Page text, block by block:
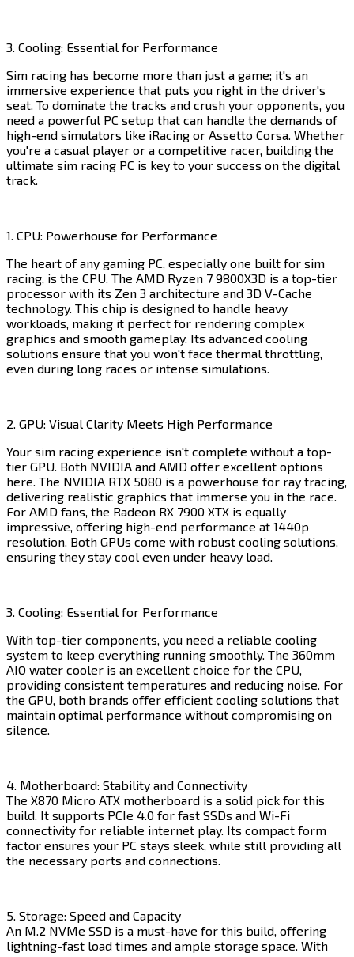
3. Cooling: Essential for Performance​​​​‌ ‍ ​‍​‍‌‍ ‌ ​‍‌‍‍‌‌‍‌ ‌‍‍‌‌‍ ‍​‍​‍​ ‍‍​‍​‍‌ ​ ‌‍​‌‌‍ ‍‌‍‍‌‌ ‌​‌ ‍‌​‍ ‍‌‍‍‌‌‍ ​‍​‍​‍ ​​‍​‍‌‍‍​‌ ​‍‌‍‌‌‌‍‌‍​‍​‍​ ‍‍​‍​‍​‍ ‌‍​‌‌‍‌​‌‍ ‌‌‍‍‌‌‍ ‍​‍ ‌‍‍‌‌‍ ‍‌ ‌​‌‍‌‌‌‍ ‍‌ ‌​​‍ ‌‍‌‌‌‍‌​‌‍‍‌‌ ‌​​‍ ‌‍ ‌‌‍ ‌‍‌​‌‍‌‌​ ‌‌ ​​‌ ​‍‌‍‌‌‌ ​ ‌‍‌‌‌‍ ‍‌ ‌​‌‍​‌‌ ‌​‌‍‍‌‌‍ ‌‍ ‍​ ‍ ‌‍‍‌‌‍‌​​ ‌​ ‌​​ ​​​ ​‍​ ‍​‌‍​ ​ ‌‍​ ‌‍‌‍​‍​‍ ‌‌‍​‌​ ‌‌​ ‌ ‌‍‌‌​‍ ‌​ ‌​​ ‌‍​ ‌‍​ ​‌​‍ ‌​ ‍​‌‍​‍​ ‍‌​ ‍​​‍ ‌‌‍​‍​ ‍​​ ‍​‌‍‌‍​ ​ ​ ​​​ ​​​ ‍​​ ‌​​ ​​‌‍​ ​ ‍​​ ‍ ‌ ‌​‌ ‍‌‌ ​​‌‍‌‌​ ‌‌‍​‍‌ ‌‌‌‍‍‌‌‍ ​‌‍‌​​ ‍ ‌ ​​‌‍​‌‌ ‌​‌‍‍​​ ‌‌‍‍‌​ ​‌​ ‍​‌‍ ‍‌‌ ‌‍ ​‌‍ ‌‍ ‍‌‍‌ ‌‌ ‌‍‌​‌‍‌‌‌ ​ ‌‍​ ​‍‌‌​ ‌‌‌​​‍‌‌ ‌‍‍ ‌‍‌‌‌ ‍‌​‍‌‌​ ​ ‌​‌​​‍‌‌​ ​ ‌​‌​​‍‌‌​ ​‍​ ​‍‌‍‌‌‌‍ ‍​‍‌‌​ ​‍​ ​‍​‍‌‌​ ‌‌‌​‌​​‍ ‍‌ ‌‍‌‍​‌‌‍ ​‌ ‌‌‌‍‌‌​‍‌‌​ ‌‌‌​​‍‌‌ ‌‍‍ ‌‍‌‌‌ ‍‌​‍‌‌​ ​ ‌​‌​​‍‌‌​ ​ ‌​‌​​‍‌‌​ ​‍​ ​‍​ ‌‍​ ‌ ​ ‌‌‌‍​‍​ ‌ ‌‍​ ​ ‌​​ ​‌​ ‍‌​ ​‍​ ​‌​ ​‍​‍‌‌​ ​‍​ ​‍​‍‌‌​ ‌‌‌​‌​​‍ ‍‌‍​ ‌‍‍​‌‍‍‌‌‍ ​‌‍‌​‌ ​‍‌‍‌‌‌‍ ‍​‍‌‌​ ‌‌‌​​‍‌‌ ‌‍‍ ‌‍‌‌‌ ‍‌​‍‌‌​ ​ ‌​‌​​‍‌‌​ ​ ‌​‌​​‍‌‌​ ​‍​ ​‍​ ‌‍​ ​‍‌‍​‌​ ​​​ ‌‌​ ​​‌‍​‍​ ​​​ ​‌​ ​‍‌‍​‍‌‍‌​​‍‌‌​ ​‍​ ​‍​‍‌‌​ ‌‌‌​‌​​‍ ‍‌ ‌​‌‍‌‌‌ ‍​‌ ‌​​ ‌‍​‍‌‍​‌‌ ​ ‌‍‌‌‌‌‌‌‌ ​‍‌‍ ​​ ‌​‍‌‌​ ​‍‌​‌‍‌‍​‌‌‍‌​‌‍ ‌‌‍‍‌‌‍ ‍​‍‌‍‌‍‍‌‌‍‌​​ ‌​ ‌​​ ​​​ ​‍​ ‍​‌‍​ ​ ‌‍​ ‌‍‌‍​‍​‍ ‌‌‍​‌​ ‌‌​ ‌ ‌‍‌‌​‍ ‌​ ‌​​ ‌‍​ ‌‍​ ​‌​‍ ‌​ ‍​‌‍​‍​ ‍‌​ ‍​​‍ ‌‌‍​‍​ ‍​​ ‍​‌‍‌‍​ ​ ​ ​​​ ​​​ ‍​​ ‌​​ ​​‌‍​ ​ ‍​​‍‌‍‌ ‌​‌ ‍‌‌ ​​‌‍‌‌​ ‌‌‍​‍‌ ‌‌‌‍‍‌‌‍ ​‌‍‌​​‍‌‍‌ ​​‌‍​‌‌ ‌​‌‍‍​​ ‌‌‍‍‌​ ​‌​ ‍​‌‍ ‍‌‌ ‌‍ ​‌‍ ‌‍ ‍‌‍‌ ‌‌ ‌‍‌​‌‍‌‌‌ ​ ‌‍​ ​‍‌‌​ ‌‌‌​​‍‌‌ ‌‍‍ ‌‍‌‌‌ ‍‌​‍‌‌​ ​ ‌​‌​​‍‌‌​ ​ ‌​‌​​‍‌‌​ ​‍​ ​‍‌‍‌‌‌‍ ‍​‍‌‌​ ​‍​ ​‍​‍‌‌​ ‌‌‌​‌​​‍ ‍‌ ‌‍‌‍​‌‌‍ ​‌ ‌‌‌‍‌‌​‍‌‌​ ‌‌‌​​‍‌‌ ‌‍‍ ‌‍‌‌‌ ‍‌​‍‌‌​ ​ ‌​‌​​‍‌‌​ ​ ‌​‌​​‍‌‌​ ​‍​ ​‍​ ‌‍​ ‌ ​ ‌‌‌‍​‍​ ‌ ‌‍​ ​ ‌​​ ​‌​ ‍‌​ ​‍​ ​‌​ ​‍​‍‌‌​ ​‍​ ​‍​‍‌‌​ ‌‌‌​‌​​‍ ‍‌‍​ ‌‍‍​‌‍‍‌‌‍ ​‌‍‌​‌ ​‍‌‍‌‌‌‍ ‍​‍‌‌​ ‌‌‌​​‍‌‌ ‌‍‍ ‌‍‌‌‌ ‍‌​‍‌‌​ ​ ‌​‌​​‍‌‌​ ​ ‌​‌​​‍‌‌​ ​‍​ ​‍​ ‌‍​ ​‍‌‍​‌​ ​​​ ‌‌​ ​​‌‍​‍​ ​​​ ​‌​ ​‍‌‍​‍‌‍‌​​‍‌‌​ ​‍​ ​‍​‍‌‌​ ‌‌‌​‌​​‍ ‍‌ ‌​‌‍‌‌‌ ‍​‌ ‌​​‍‌‍‌ ​​‌‍‌‌‌ ​‍‌ ​ ‌ ​​‌‍‌‌‌‍​ ‌ ‌​‌‍‍‌‌ ‌‍‌‍‌‌​ ‌‌ ​​‌ ‌‌‌‍​‍‌‍ ​‌‍‍‌‌ ​ ‌‍‍​‌‍‌‌‌‍‌​​‍​‍‌ ‌
Sim racing has become more than just a game; it's an
immersive experience that puts you right in the driver's
seat. To dominate the tracks and crush your opponents, you
need a powerful PC setup that can handle the demands of
high-end simulators like iRacing or Assetto Corsa. Whether
you're a casual player or a competitive racer, building the
ultimate sim racing PC is key to your success on the digital
track.​​​​‌ ‍ ​‍​‍‌‍ ‌ ​‍‌‍‍‌‌‍‌ ‌‍‍‌‌‍ ‍​‍​‍​ ‍‍​‍​‍‌ ​ ‌‍​‌‌‍ ‍‌‍‍‌‌ ‌​‌ ‍‌​‍ ‍‌‍‍‌‌‍ ​‍​‍​‍ ​​‍​‍‌‍‍​‌ ​‍‌‍‌‌‌‍‌‍​‍​‍​ ‍‍​‍​‍​‍ ‌‍​‌‌‍‌​‌‍ ‌‌‍‍‌‌‍ ‍​‍ ‌‍‍‌‌‍ ‍‌ ‌​‌‍‌‌‌‍ ‍‌ ‌​​‍ ‌‍‌‌‌‍‌​‌‍‍‌‌ ‌​​‍ ‌‍ ‌‌‍ ‌‍‌​‌‍‌‌​ ‌‌ ​​‌ ​‍‌‍‌‌‌ ​ ‌‍‌‌‌‍ ‍‌ ‌​‌‍​‌‌ ‌​‌‍‍‌‌‍ ‌‍ ‍​ ‍ ‌‍‍‌‌‍‌​​ ‌​ ‌​​ ​​​ ​‍​ ‍​‌‍​ ​ ‌‍​ ‌‍‌‍​‍​‍ ‌‌‍​‌​ ‌‌​ ‌ ‌‍‌‌​‍ ‌​ ‌​​ ‌‍​ ‌‍​ ​‌​‍ ‌​ ‍​‌‍​‍​ ‍‌​ ‍​​‍ ‌‌‍​‍​ ‍​​ ‍​‌‍‌‍​ ​ ​ ​​​ ​​​ ‍​​ ‌​​ ​​‌‍​ ​ ‍​​ ‍ ‌ ‌​‌ ‍‌‌ ​​‌‍‌‌​ ‌‌‍​‍‌ ‌‌‌‍‍‌‌‍ ​‌‍‌​​ ‍ ‌ ​​‌‍​‌‌ ‌​‌‍‍​​ ‌‌‍‍‌​ ​‌​ ‍​‌‍ ‍‌‌ ‌‍ ​‌‍ ‌‍ ‍‌‍‌ ‌‌ ‌‍‌​‌‍‌‌‌ ​ ‌‍​ ​‍‌‌​ ‌‌‌​​‍‌‌ ‌‍‍ ‌‍‌‌‌ ‍‌​‍‌‌​ ​ ‌​‌​​‍‌‌​ ​ ‌​‌​​‍‌‌​ ​‍​ ​‍‌‍‌‌‌‍ ‍​‍‌‌​ ​‍​ ​‍​‍‌‌​ ‌‌‌​‌​​‍ ‍‌ ‌‍‌‍​‌‌‍ ​‌ ‌‌‌‍‌‌​‍‌‌​ ‌‌‌​​‍‌‌ ‌‍‍ ‌‍‌‌‌ ‍‌​‍‌‌​ ​ ‌​‌​​‍‌‌​ ​ ‌​‌​​‍‌‌​ ​‍​ ​‍‌‍‌​​ ​‍‌‍​ ​ ​‍‌‍‌‍​ ​ ​ ‍‌‌‍‌‍‌‍‌​‌‍​ ​ ‍‌‌‍​‍​‍‌‌​ ​‍​ ​‍​‍‌‌​ ‌‌‌​‌​​‍ ‍‌‍​ ‌‍‍​‌‍‍‌‌‍ ​‌‍‌​‌ ​‍‌‍‌‌‌‍ ‍​‍‌‌​ ‌‌‌​​‍‌‌ ‌‍‍ ‌‍‌‌‌ ‍‌​‍‌‌​ ​ ‌​‌​​‍‌‌​ ​ ‌​‌​​‍‌‌​ ​‍​ ​‍​ ‌‍​ ‍‌‌‍​ ‌‍‌‌​ ‍‌​ ‌‍​ ​‍‌‍‌​​ ‌‍​ ‌ ​ ‌‌​ ‌‌​‍‌‌​ ​‍​ ​‍​‍‌‌​ ‌‌‌​‌​​‍ ‍‌ ‌​‌‍‌‌‌ ‍​‌ ‌​​ ‌‍​‍‌‍​‌‌ ​ ‌‍‌‌‌‌‌‌‌ ​‍‌‍ ​​ ‌​‍‌‌​ ​‍‌​‌‍‌‍​‌‌‍‌​‌‍ ‌‌‍‍‌‌‍ ‍​‍‌‍‌‍‍‌‌‍‌​​ ‌​ ‌​​ ​​​ ​‍​ ‍​‌‍​ ​ ‌‍​ ‌‍‌‍​‍​‍ ‌‌‍​‌​ ‌‌​ ‌ ‌‍‌‌​‍ ‌​ ‌​​ ‌‍​ ‌‍​ ​‌​‍ ‌​ ‍​‌‍​‍​ ‍‌​ ‍​​‍ ‌‌‍​‍​ ‍​​ ‍​‌‍‌‍​ ​ ​ ​​​ ​​​ ‍​​ ‌​​ ​​‌‍​ ​ ‍​​‍‌‍‌ ‌​‌ ‍‌‌ ​​‌‍‌‌​ ‌‌‍​‍‌ ‌‌‌‍‍‌‌‍ ​‌‍‌​​‍‌‍‌ ​​‌‍​‌‌ ‌​‌‍‍​​ ‌‌‍‍‌​ ​‌​ ‍​‌‍ ‍‌‌ ‌‍ ​‌‍ ‌‍ ‍‌‍‌ ‌‌ ‌‍‌​‌‍‌‌‌ ​ ‌‍​ ​‍‌‌​ ‌‌‌​​‍‌‌ ‌‍‍ ‌‍‌‌‌ ‍‌​‍‌‌​ ​ ‌​‌​​‍‌‌​ ​ ‌​‌​​‍‌‌​ ​‍​ ​‍‌‍‌‌‌‍ ‍​‍‌‌​ ​‍​ ​‍​‍‌‌​ ‌‌‌​‌​​‍ ‍‌ ‌‍‌‍​‌‌‍ ​‌ ‌‌‌‍‌‌​‍‌‌​ ‌‌‌​​‍‌‌ ‌‍‍ ‌‍‌‌‌ ‍‌​‍‌‌​ ​ ‌​‌​​‍‌‌​ ​ ‌​‌​​‍‌‌​ ​‍​ ​‍‌‍‌​​ ​‍‌‍​ ​ ​‍‌‍‌‍​ ​ ​ ‍‌‌‍‌‍‌‍‌​‌‍​ ​ ‍‌‌‍​‍​‍‌‌​ ​‍​ ​‍​‍‌‌​ ‌‌‌​‌​​‍ ‍‌‍​ ‌‍‍​‌‍‍‌‌‍ ​‌‍‌​‌ ​‍‌‍‌‌‌‍ ‍​‍‌‌​ ‌‌‌​​‍‌‌ ‌‍‍ ‌‍‌‌‌ ‍‌​‍‌‌​ ​ ‌​‌​​‍‌‌​ ​ ‌​‌​​‍‌‌​ ​‍​ ​‍​ ‌‍​ ‍‌‌‍​ ‌‍‌‌​ ‍‌​ ‌‍​ ​‍‌‍‌​​ ‌‍​ ‌ ​ ‌‌​ ‌‌​‍‌‌​ ​‍​ ​‍​‍‌‌​ ‌‌‌​‌​​‍ ‍‌ ‌​‌‍‌‌‌ ‍​‌ ‌​​‍‌‍‌ ​​‌‍‌‌‌ ​‍‌ ​ ‌ ​​‌‍‌‌‌‍​ ‌ ‌​‌‍‍‌‌ ‌‍‌‍‌‌​ ‌‌ ​​‌ ‌‌‌‍​‍‌‍ ​‌‍‍‌‌ ​ ‌‍‍​‌‍‌‌‌‍‌​​‍​‍‌ ‌
1. CPU: Powerhouse for Performance​​​​‌ ‍ ​‍​‍‌‍ ‌ ​‍‌‍‍‌‌‍‌ ‌‍‍‌‌‍ ‍​‍​‍​ ‍‍​‍​‍‌ ​ ‌‍​‌‌‍ ‍‌‍‍‌‌ ‌​‌ ‍‌​‍ ‍‌‍‍‌‌‍ ​‍​‍​‍ ​​‍​‍‌‍‍​‌ ​‍‌‍‌‌‌‍‌‍​‍​‍​ ‍‍​‍​‍​‍ ‌‍​‌‌‍‌​‌‍ ‌‌‍‍‌‌‍ ‍​‍ ‌‍‍‌‌‍ ‍‌ ‌​‌‍‌‌‌‍ ‍‌ ‌​​‍ ‌‍‌‌‌‍‌​‌‍‍‌‌ ‌​​‍ ‌‍ ‌‌‍ ‌‍‌​‌‍‌‌​ ‌‌ ​​‌ ​‍‌‍‌‌‌ ​ ‌‍‌‌‌‍ ‍‌ ‌​‌‍​‌‌ ‌​‌‍‍‌‌‍ ‌‍ ‍​ ‍ ‌‍‍‌‌‍‌​​ ‌​ ‌​​ ​​​ ​‍​ ‍​‌‍​ ​ ‌‍​ ‌‍‌‍​‍​‍ ‌‌‍​‌​ ‌‌​ ‌ ‌‍‌‌​‍ ‌​ ‌​​ ‌‍​ ‌‍​ ​‌​‍ ‌​ ‍​‌‍​‍​ ‍‌​ ‍​​‍ ‌‌‍​‍​ ‍​​ ‍​‌‍‌‍​ ​ ​ ​​​ ​​​ ‍​​ ‌​​ ​​‌‍​ ​ ‍​​ ‍ ‌ ‌​‌ ‍‌‌ ​​‌‍‌‌​ ‌‌‍​‍‌ ‌‌‌‍‍‌‌‍ ​‌‍‌​​ ‍ ‌ ​​‌‍​‌‌ ‌​‌‍‍​​ ‌‌‍‍‌​ ​‌​ ‍​‌‍ ‍‌‌ ‌‍ ​‌‍ ‌‍ ‍‌‍‌ ‌‌ ‌‍‌​‌‍‌‌‌ ​ ‌‍​ ​‍‌‌​ ‌‌‌​​‍‌‌ ‌‍‍ ‌‍‌‌‌ ‍‌​‍‌‌​ ​ ‌​‌​​‍‌‌​ ​ ‌​‌​​‍‌‌​ ​‍​ ​‍‌‍‌‌‌‍ ‍​‍‌‌​ ​‍​ ​‍​‍‌‌​ ‌‌‌​‌​​‍ ‍‌ ‌‍‌‍​‌‌‍ ​‌ ‌‌‌‍‌‌​‍‌‌​ ‌‌‌​​‍‌‌ ‌‍‍ ‌‍‌‌‌ ‍‌​‍‌‌​ ​ ‌​‌​​‍‌‌​ ​ ‌​‌​​‍‌‌​ ​‍​ ​‍​ ‌‌​ ​‍‌‍​‌​ ‌‍‌‍​ ​ ‌‌‌‍​‌‌‍​‌​ ‍‌​ ‌‍​ ​‌‌‍‌‌​‍‌‌​ ​‍​ ​‍​‍‌‌​ ‌‌‌​‌​​‍ ‍‌‍​ ‌‍‍​‌‍‍‌‌‍ ​‌‍‌​‌ ​‍‌‍‌‌‌‍ ‍​‍‌‌​ ‌‌‌​​‍‌‌ ‌‍‍ ‌‍‌‌‌ ‍‌​‍‌‌​ ​ ‌​‌​​‍‌‌​ ​ ‌​‌​​‍‌‌​ ​‍​ ​‍‌‍‌‍​ ​‍​ ​ ‌‍​ ​ ​ ​ ‌‍‌‍​‌​ ​ ‌‍‌​​ ‌‌​ ‌​‌‍‌‌​‍‌‌​ ​‍​ ​‍​‍‌‌​ ‌‌‌​‌​​‍ ‍‌ ‌​‌‍‌‌‌ ‍​‌ ‌​​ ‌‍​‍‌‍​‌‌ ​ ‌‍‌‌‌‌‌‌‌ ​‍‌‍ ​​ ‌​‍‌‌​ ​‍‌​‌‍‌‍​‌‌‍‌​‌‍ ‌‌‍‍‌‌‍ ‍​‍‌‍‌‍‍‌‌‍‌​​ ‌​ ‌​​ ​​​ ​‍​ ‍​‌‍​ ​ ‌‍​ ‌‍‌‍​‍​‍ ‌‌‍​‌​ ‌‌​ ‌ ‌‍‌‌​‍ ‌​ ‌​​ ‌‍​ ‌‍​ ​‌​‍ ‌​ ‍​‌‍​‍​ ‍‌​ ‍​​‍ ‌‌‍​‍​ ‍​​ ‍​‌‍‌‍​ ​ ​ ​​​ ​​​ ‍​​ ‌​​ ​​‌‍​ ​ ‍​​‍‌‍‌ ‌​‌ ‍‌‌ ​​‌‍‌‌​ ‌‌‍​‍‌ ‌‌‌‍‍‌‌‍ ​‌‍‌​​‍‌‍‌ ​​‌‍​‌‌ ‌​‌‍‍​​ ‌‌‍‍‌​ ​‌​ ‍​‌‍ ‍‌‌ ‌‍ ​‌‍ ‌‍ ‍‌‍‌ ‌‌ ‌‍‌​‌‍‌‌‌ ​ ‌‍​ ​‍‌‌​ ‌‌‌​​‍‌‌ ‌‍‍ ‌‍‌‌‌ ‍‌​‍‌‌​ ​ ‌​‌​​‍‌‌​ ​ ‌​‌​​‍‌‌​ ​‍​ ​‍‌‍‌‌‌‍ ‍​‍‌‌​ ​‍​ ​‍​‍‌‌​ ‌‌‌​‌​​‍ ‍‌ ‌‍‌‍​‌‌‍ ​‌ ‌‌‌‍‌‌​‍‌‌​ ‌‌‌​​‍‌‌ ‌‍‍ ‌‍‌‌‌ ‍‌​‍‌‌​ ​ ‌​‌​​‍‌‌​ ​ ‌​‌​​‍‌‌​ ​‍​ ​‍​ ‌‌​ ​‍‌‍​‌​ ‌‍‌‍​ ​ ‌‌‌‍​‌‌‍​‌​ ‍‌​ ‌‍​ ​‌‌‍‌‌​‍‌‌​ ​‍​ ​‍​‍‌‌​ ‌‌‌​‌​​‍ ‍‌‍​ ‌‍‍​‌‍‍‌‌‍ ​‌‍‌​‌ ​‍‌‍‌‌‌‍ ‍​‍‌‌​ ‌‌‌​​‍‌‌ ‌‍‍ ‌‍‌‌‌ ‍‌​‍‌‌​ ​ ‌​‌​​‍‌‌​ ​ ‌​‌​​‍‌‌​ ​‍​ ​‍‌‍‌‍​ ​‍​ ​ ‌‍​ ​ ​ ​ ‌‍‌‍​‌​ ​ ‌‍‌​​ ‌‌​ ‌​‌‍‌‌​‍‌‌​ ​‍​ ​‍​‍‌‌​ ‌‌‌​‌​​‍ ‍‌ ‌​‌‍‌‌‌ ‍​‌ ‌​​‍‌‍‌ ​​‌‍‌‌‌ ​‍‌ ​ ‌ ​​‌‍‌‌‌‍​ ‌ ‌​‌‍‍‌‌ ‌‍‌‍‌‌​ ‌‌ ​​‌ ‌‌‌‍​‍‌‍ ​‌‍‍‌‌ ​ ‌‍‍​‌‍‌‌‌‍‌​​‍​‍‌ ‌
The heart of any gaming PC, especially one built for sim
racing, is the CPU. The AMD Ryzen 7 9800X3D is a top-tier
processor with its Zen 3 architecture and 3D V-Cache
technology. This chip is designed to handle heavy
workloads, making it perfect for rendering complex
graphics and smooth gameplay. Its advanced cooling
solutions ensure that you won't face thermal throttling,
even during long races or intense simulations.​​​​‌ ‍ ​‍​‍‌‍ ‌ ​‍‌‍‍‌‌‍‌ ‌‍‍‌‌‍ ‍​‍​‍​ ‍‍​‍​‍‌ ​ ‌‍​‌‌‍ ‍‌‍‍‌‌ ‌​‌ ‍‌​‍ ‍‌‍‍‌‌‍ ​‍​‍​‍ ​​‍​‍‌‍‍​‌ ​‍‌‍‌‌‌‍‌‍​‍​‍​ ‍‍​‍​‍​‍ ‌‍​‌‌‍‌​‌‍ ‌‌‍‍‌‌‍ ‍​‍ ‌‍‍‌‌‍ ‍‌ ‌​‌‍‌‌‌‍ ‍‌ ‌​​‍ ‌‍‌‌‌‍‌​‌‍‍‌‌ ‌​​‍ ‌‍ ‌‌‍ ‌‍‌​‌‍‌‌​ ‌‌ ​​‌ ​‍‌‍‌‌‌ ​ ‌‍‌‌‌‍ ‍‌ ‌​‌‍​‌‌ ‌​‌‍‍‌‌‍ ‌‍ ‍​ ‍ ‌‍‍‌‌‍‌​​ ‌​ ‌​​ ​​​ ​‍​ ‍​‌‍​ ​ ‌‍​ ‌‍‌‍​‍​‍ ‌‌‍​‌​ ‌‌​ ‌ ‌‍‌‌​‍ ‌​ ‌​​ ‌‍​ ‌‍​ ​‌​‍ ‌​ ‍​‌‍​‍​ ‍‌​ ‍​​‍ ‌‌‍​‍​ ‍​​ ‍​‌‍‌‍​ ​ ​ ​​​ ​​​ ‍​​ ‌​​ ​​‌‍​ ​ ‍​​ ‍ ‌ ‌​‌ ‍‌‌ ​​‌‍‌‌​ ‌‌‍​‍‌ ‌‌‌‍‍‌‌‍ ​‌‍‌​​ ‍ ‌ ​​‌‍​‌‌ ‌​‌‍‍​​ ‌‌‍‍‌​ ​‌​ ‍​‌‍ ‍‌‌ ‌‍ ​‌‍ ‌‍ ‍‌‍‌ ‌‌ ‌‍‌​‌‍‌‌‌ ​ ‌‍​ ​‍‌‌​ ‌‌‌​​‍‌‌ ‌‍‍ ‌‍‌‌‌ ‍‌​‍‌‌​ ​ ‌​‌​​‍‌‌​ ​ ‌​‌​​‍‌‌​ ​‍​ ​‍‌‍‌‌‌‍ ‍​‍‌‌​ ​‍​ ​‍​‍‌‌​ ‌‌‌​‌​​‍ ‍‌ ‌‍‌‍​‌‌‍ ​‌ ‌‌‌‍‌‌​‍‌‌​ ‌‌‌​​‍‌‌ ‌‍‍ ‌‍‌‌‌ ‍‌​‍‌‌​ ​ ‌​‌​​‍‌‌​ ​ ‌​‌​​‍‌‌​ ​‍​ ​‍​ ​‍​ ‌​‌‍‌‍​ ​‍​ ‍​‌‍‌‍​ ‌​​ ​ ​ ​‍​ ‌‌​ ‌‍‌‍​ ​‍‌‌​ ​‍​ ​‍​‍‌‌​ ‌‌‌​‌​​‍ ‍‌‍​ ‌‍‍​‌‍‍‌‌‍ ​‌‍‌​‌ ​‍‌‍‌‌‌‍ ‍​‍‌‌​ ‌‌‌​​‍‌‌ ‌‍‍ ‌‍‌‌‌ ‍‌​‍‌‌​ ​ ‌​‌​​‍‌‌​ ​ ‌​‌​​‍‌‌​ ​‍​ ​‍​ ​ ​ ‌ ‌‍‌​‌‍‌‌​ ‌‌‌‍‌​​ ​‌‌‍​ ​ ​ ‌‍​‌‌‍​‌‌‍​‌​‍‌‌​ ​‍​ ​‍​‍‌‌​ ‌‌‌​‌​​‍ ‍‌ ‌​‌‍‌‌‌ ‍​‌ ‌​​ ‌‍​‍‌‍​‌‌ ​ ‌‍‌‌‌‌‌‌‌ ​‍‌‍ ​​ ‌​‍‌‌​ ​‍‌​‌‍‌‍​‌‌‍‌​‌‍ ‌‌‍‍‌‌‍ ‍​‍‌‍‌‍‍‌‌‍‌​​ ‌​ ‌​​ ​​​ ​‍​ ‍​‌‍​ ​ ‌‍​ ‌‍‌‍​‍​‍ ‌‌‍​‌​ ‌‌​ ‌ ‌‍‌‌​‍ ‌​ ‌​​ ‌‍​ ‌‍​ ​‌​‍ ‌​ ‍​‌‍​‍​ ‍‌​ ‍​​‍ ‌‌‍​‍​ ‍​​ ‍​‌‍‌‍​ ​ ​ ​​​ ​​​ ‍​​ ‌​​ ​​‌‍​ ​ ‍​​‍‌‍‌ ‌​‌ ‍‌‌ ​​‌‍‌‌​ ‌‌‍​‍‌ ‌‌‌‍‍‌‌‍ ​‌‍‌​​‍‌‍‌ ​​‌‍​‌‌ ‌​‌‍‍​​ ‌‌‍‍‌​ ​‌​ ‍​‌‍ ‍‌‌ ‌‍ ​‌‍ ‌‍ ‍‌‍‌ ‌‌ ‌‍‌​‌‍‌‌‌ ​ ‌‍​ ​‍‌‌​ ‌‌‌​​‍‌‌ ‌‍‍ ‌‍‌‌‌ ‍‌​‍‌‌​ ​ ‌​‌​​‍‌‌​ ​ ‌​‌​​‍‌‌​ ​‍​ ​‍‌‍‌‌‌‍ ‍​‍‌‌​ ​‍​ ​‍​‍‌‌​ ‌‌‌​‌​​‍ ‍‌ ‌‍‌‍​‌‌‍ ​‌ ‌‌‌‍‌‌​‍‌‌​ ‌‌‌​​‍‌‌ ‌‍‍ ‌‍‌‌‌ ‍‌​‍‌‌​ ​ ‌​‌​​‍‌‌​ ​ ‌​‌​​‍‌‌​ ​‍​ ​‍​ ​‍​ ‌​‌‍‌‍​ ​‍​ ‍​‌‍‌‍​ ‌​​ ​ ​ ​‍​ ‌‌​ ‌‍‌‍​ ​‍‌‌​ ​‍​ ​‍​‍‌‌​ ‌‌‌​‌​​‍ ‍‌‍​ ‌‍‍​‌‍‍‌‌‍ ​‌‍‌​‌ ​‍‌‍‌‌‌‍ ‍​‍‌‌​ ‌‌‌​​‍‌‌ ‌‍‍ ‌‍‌‌‌ ‍‌​‍‌‌​ ​ ‌​‌​​‍‌‌​ ​ ‌​‌​​‍‌‌​ ​‍​ ​‍​ ​ ​ ‌ ‌‍‌​‌‍‌‌​ ‌‌‌‍‌​​ ​‌‌‍​ ​ ​ ‌‍​‌‌‍​‌‌‍​‌​‍‌‌​ ​‍​ ​‍​‍‌‌​ ‌‌‌​‌​​‍ ‍‌ ‌​‌‍‌‌‌ ‍​‌ ‌​​‍‌‍‌ ​​‌‍‌‌‌ ​‍‌ ​ ‌ ​​‌‍‌‌‌‍​ ‌ ‌​‌‍‍‌‌ ‌‍‌‍‌‌​ ‌‌ ​​‌ ‌‌‌‍​‍‌‍ ​‌‍‍‌‌ ​ ‌‍‍​‌‍‌‌‌‍‌​​‍​‍‌ ‌
2. GPU: Visual Clarity Meets High Performance​​​​‌ ‍ ​‍​‍‌‍ ‌ ​‍‌‍‍‌‌‍‌ ‌‍‍‌‌‍ ‍​‍​‍​ ‍‍​‍​‍‌ ​ ‌‍​‌‌‍ ‍‌‍‍‌‌ ‌​‌ ‍‌​‍ ‍‌‍‍‌‌‍ ​‍​‍​‍ ​​‍​‍‌‍‍​‌ ​‍‌‍‌‌‌‍‌‍​‍​‍​ ‍‍​‍​‍​‍ ‌‍​‌‌‍‌​‌‍ ‌‌‍‍‌‌‍ ‍​‍ ‌‍‍‌‌‍ ‍‌ ‌​‌‍‌‌‌‍ ‍‌ ‌​​‍ ‌‍‌‌‌‍‌​‌‍‍‌‌ ‌​​‍ ‌‍ ‌‌‍ ‌‍‌​‌‍‌‌​ ‌‌ ​​‌ ​‍‌‍‌‌‌ ​ ‌‍‌‌‌‍ ‍‌ ‌​‌‍​‌‌ ‌​‌‍‍‌‌‍ ‌‍ ‍​ ‍ ‌‍‍‌‌‍‌​​ ‌​ ‌​​ ​​​ ​‍​ ‍​‌‍​ ​ ‌‍​ ‌‍‌‍​‍​‍ ‌‌‍​‌​ ‌‌​ ‌ ‌‍‌‌​‍ ‌​ ‌​​ ‌‍​ ‌‍​ ​‌​‍ ‌​ ‍​‌‍​‍​ ‍‌​ ‍​​‍ ‌‌‍​‍​ ‍​​ ‍​‌‍‌‍​ ​ ​ ​​​ ​​​ ‍​​ ‌​​ ​​‌‍​ ​ ‍​​ ‍ ‌ ‌​‌ ‍‌‌ ​​‌‍‌‌​ ‌‌‍​‍‌ ‌‌‌‍‍‌‌‍ ​‌‍‌​​ ‍ ‌ ​​‌‍​‌‌ ‌​‌‍‍​​ ‌‌‍‍‌​ ​‌​ ‍​‌‍ ‍‌‌ ‌‍ ​‌‍ ‌‍ ‍‌‍‌ ‌‌ ‌‍‌​‌‍‌‌‌ ​ ‌‍​ ​‍‌‌​ ‌‌‌​​‍‌‌ ‌‍‍ ‌‍‌‌‌ ‍‌​‍‌‌​ ​ ‌​‌​​‍‌‌​ ​ ‌​‌​​‍‌‌​ ​‍​ ​‍‌‍‌‌‌‍ ‍​‍‌‌​ ​‍​ ​‍​‍‌‌​ ‌‌‌​‌​​‍ ‍‌ ‌‍‌‍​‌‌‍ ​‌ ‌‌‌‍‌‌​‍‌‌​ ‌‌‌​​‍‌‌ ‌‍‍ ‌‍‌‌‌ ‍‌​‍‌‌​ ​ ‌​‌​​‍‌‌​ ​ ‌​‌​​‍‌‌​ ​‍​ ​‍‌‍‌‌​ ‍‌​ ​‌​ ‍​​ ‍‌​ ‍‌‌‍​ ‌‍‌​​ ‌​​ ‌‌​ ‌​​ ‍​​‍‌‌​ ​‍​ ​‍​‍‌‌​ ‌‌‌​‌​​‍ ‍‌‍​ ‌‍‍​‌‍‍‌‌‍ ​‌‍‌​‌ ​‍‌‍‌‌‌‍ ‍​‍‌‌​ ‌‌‌​​‍‌‌ ‌‍‍ ‌‍‌‌‌ ‍‌​‍‌‌​ ​ ‌​‌​​‍‌‌​ ​ ‌​‌​​‍‌‌​ ​‍​ ​‍‌‍‌‌​ ‌‍​ ‌‍​ ​ ‌‍‌‍​ ​​​ ‌‍​ ​‍‌‍‌‍​ ​ ‌‍​‍​ ​​​‍‌‌​ ​‍​ ​‍​‍‌‌​ ‌‌‌​‌​​‍ ‍‌ ‌​‌‍‌‌‌ ‍​‌ ‌​​ ‌‍​‍‌‍​‌‌ ​ ‌‍‌‌‌‌‌‌‌ ​‍‌‍ ​​ ‌​‍‌‌​ ​‍‌​‌‍‌‍​‌‌‍‌​‌‍ ‌‌‍‍‌‌‍ ‍​‍‌‍‌‍‍‌‌‍‌​​ ‌​ ‌​​ ​​​ ​‍​ ‍​‌‍​ ​ ‌‍​ ‌‍‌‍​‍​‍ ‌‌‍​‌​ ‌‌​ ‌ ‌‍‌‌​‍ ‌​ ‌​​ ‌‍​ ‌‍​ ​‌​‍ ‌​ ‍​‌‍​‍​ ‍‌​ ‍​​‍ ‌‌‍​‍​ ‍​​ ‍​‌‍‌‍​ ​ ​ ​​​ ​​​ ‍​​ ‌​​ ​​‌‍​ ​ ‍​​‍‌‍‌ ‌​‌ ‍‌‌ ​​‌‍‌‌​ ‌‌‍​‍‌ ‌‌‌‍‍‌‌‍ ​‌‍‌​​‍‌‍‌ ​​‌‍​‌‌ ‌​‌‍‍​​ ‌‌‍‍‌​ ​‌​ ‍​‌‍ ‍‌‌ ‌‍ ​‌‍ ‌‍ ‍‌‍‌ ‌‌ ‌‍‌​‌‍‌‌‌ ​ ‌‍​ ​‍‌‌​ ‌‌‌​​‍‌‌ ‌‍‍ ‌‍‌‌‌ ‍‌​‍‌‌​ ​ ‌​‌​​‍‌‌​ ​ ‌​‌​​‍‌‌​ ​‍​ ​‍‌‍‌‌‌‍ ‍​‍‌‌​ ​‍​ ​‍​‍‌‌​ ‌‌‌​‌​​‍ ‍‌ ‌‍‌‍​‌‌‍ ​‌ ‌‌‌‍‌‌​‍‌‌​ ‌‌‌​​‍‌‌ ‌‍‍ ‌‍‌‌‌ ‍‌​‍‌‌​ ​ ‌​‌​​‍‌‌​ ​ ‌​‌​​‍‌‌​ ​‍​ ​‍‌‍‌‌​ ‍‌​ ​‌​ ‍​​ ‍‌​ ‍‌‌‍​ ‌‍‌​​ ‌​​ ‌‌​ ‌​​ ‍​​‍‌‌​ ​‍​ ​‍​‍‌‌​ ‌‌‌​‌​​‍ ‍‌‍​ ‌‍‍​‌‍‍‌‌‍ ​‌‍‌​‌ ​‍‌‍‌‌‌‍ ‍​‍‌‌​ ‌‌‌​​‍‌‌ ‌‍‍ ‌‍‌‌‌ ‍‌​‍‌‌​ ​ ‌​‌​​‍‌‌​ ​ ‌​‌​​‍‌‌​ ​‍​ ​‍‌‍‌‌​ ‌‍​ ‌‍​ ​ ‌‍‌‍​ ​​​ ‌‍​ ​‍‌‍‌‍​ ​ ‌‍​‍​ ​​​‍‌‌​ ​‍​ ​‍​‍‌‌​ ‌‌‌​‌​​‍ ‍‌ ‌​‌‍‌‌‌ ‍​‌ ‌​​‍‌‍‌ ​​‌‍‌‌‌ ​‍‌ ​ ‌ ​​‌‍‌‌‌‍​ ‌ ‌​‌‍‍‌‌ ‌‍‌‍‌‌​ ‌‌ ​​‌ ‌‌‌‍​‍‌‍ ​‌‍‍‌‌ ​ ‌‍‍​‌‍‌‌‌‍‌​​‍​‍‌ ‌
Your sim racing experience isn't complete without a top-
tier GPU. Both NVIDIA and AMD offer excellent options
here. The NVIDIA RTX 5080 is a powerhouse for ray tracing,
delivering realistic graphics that immerse you in the race.
For AMD fans, the Radeon RX 7900 XTX is equally
impressive, offering high-end performance at 1440p
resolution. Both GPUs come with robust cooling solutions,
ensuring they stay cool even under heavy load.​​​​‌ ‍ ​‍​‍‌‍ ‌ ​‍‌‍‍‌‌‍‌ ‌‍‍‌‌‍ ‍​‍​‍​ ‍‍​‍​‍‌ ​ ‌‍​‌‌‍ ‍‌‍‍‌‌ ‌​‌ ‍‌​‍ ‍‌‍‍‌‌‍ ​‍​‍​‍ ​​‍​‍‌‍‍​‌ ​‍‌‍‌‌‌‍‌‍​‍​‍​ ‍‍​‍​‍​‍ ‌‍​‌‌‍‌​‌‍ ‌‌‍‍‌‌‍ ‍​‍ ‌‍‍‌‌‍ ‍‌ ‌​‌‍‌‌‌‍ ‍‌ ‌​​‍ ‌‍‌‌‌‍‌​‌‍‍‌‌ ‌​​‍ ‌‍ ‌‌‍ ‌‍‌​‌‍‌‌​ ‌‌ ​​‌ ​‍‌‍‌‌‌ ​ ‌‍‌‌‌‍ ‍‌ ‌​‌‍​‌‌ ‌​‌‍‍‌‌‍ ‌‍ ‍​ ‍ ‌‍‍‌‌‍‌​​ ‌​ ‌​​ ​​​ ​‍​ ‍​‌‍​ ​ ‌‍​ ‌‍‌‍​‍​‍ ‌‌‍​‌​ ‌‌​ ‌ ‌‍‌‌​‍ ‌​ ‌​​ ‌‍​ ‌‍​ ​‌​‍ ‌​ ‍​‌‍​‍​ ‍‌​ ‍​​‍ ‌‌‍​‍​ ‍​​ ‍​‌‍‌‍​ ​ ​ ​​​ ​​​ ‍​​ ‌​​ ​​‌‍​ ​ ‍​​ ‍ ‌ ‌​‌ ‍‌‌ ​​‌‍‌‌​ ‌‌‍​‍‌ ‌‌‌‍‍‌‌‍ ​‌‍‌​​ ‍ ‌ ​​‌‍​‌‌ ‌​‌‍‍​​ ‌‌‍‍‌​ ​‌​ ‍​‌‍ ‍‌‌ ‌‍ ​‌‍ ‌‍ ‍‌‍‌ ‌‌ ‌‍‌​‌‍‌‌‌ ​ ‌‍​ ​‍‌‌​ ‌‌‌​​‍‌‌ ‌‍‍ ‌‍‌‌‌ ‍‌​‍‌‌​ ​ ‌​‌​​‍‌‌​ ​ ‌​‌​​‍‌‌​ ​‍​ ​‍‌‍‌‌‌‍ ‍​‍‌‌​ ​‍​ ​‍​‍‌‌​ ‌‌‌​‌​​‍ ‍‌ ‌‍‌‍​‌‌‍ ​‌ ‌‌‌‍‌‌​‍‌‌​ ‌‌‌​​‍‌‌ ‌‍‍ ‌‍‌‌‌ ‍‌​‍‌‌​ ​ ‌​‌​​‍‌‌​ ​ ‌​‌​​‍‌‌​ ​‍​ ​‍‌‍‌‌​ ​​‌‍​ ​ ‌‌​ ​‌​ ‌‌‌‍‌‌​ ‍​‌‍‌​​ ‌ ‌‍​‌​ ​​​‍‌‌​ ​‍​ ​‍​‍‌‌​ ‌‌‌​‌​​‍ ‍‌‍​ ‌‍‍​‌‍‍‌‌‍ ​‌‍‌​‌ ​‍‌‍‌‌‌‍ ‍​‍‌‌​ ‌‌‌​​‍‌‌ ‌‍‍ ‌‍‌‌‌ ‍‌​‍‌‌​ ​ ‌​‌​​‍‌‌​ ​ ‌​‌​​‍‌‌​ ​‍​ ​‍​ ‍‌‌‍​‌‌‍‌​‌‍‌‌‌‍‌‍‌‍‌‍​ ‌‌‌‍​‌​ ​‌​ ‍‌‌‍​‍​ ​‍​‍‌‌​ ​‍​ ​‍​‍‌‌​ ‌‌‌​‌​​‍ ‍‌ ‌​‌‍‌‌‌ ‍​‌ ‌​​ ‌‍​‍‌‍​‌‌ ​ ‌‍‌‌‌‌‌‌‌ ​‍‌‍ ​​ ‌​‍‌‌​ ​‍‌​‌‍‌‍​‌‌‍‌​‌‍ ‌‌‍‍‌‌‍ ‍​‍‌‍‌‍‍‌‌‍‌​​ ‌​ ‌​​ ​​​ ​‍​ ‍​‌‍​ ​ ‌‍​ ‌‍‌‍​‍​‍ ‌‌‍​‌​ ‌‌​ ‌ ‌‍‌‌​‍ ‌​ ‌​​ ‌‍​ ‌‍​ ​‌​‍ ‌​ ‍​‌‍​‍​ ‍‌​ ‍​​‍ ‌‌‍​‍​ ‍​​ ‍​‌‍‌‍​ ​ ​ ​​​ ​​​ ‍​​ ‌​​ ​​‌‍​ ​ ‍​​‍‌‍‌ ‌​‌ ‍‌‌ ​​‌‍‌‌​ ‌‌‍​‍‌ ‌‌‌‍‍‌‌‍ ​‌‍‌​​‍‌‍‌ ​​‌‍​‌‌ ‌​‌‍‍​​ ‌‌‍‍‌​ ​‌​ ‍​‌‍ ‍‌‌ ‌‍ ​‌‍ ‌‍ ‍‌‍‌ ‌‌ ‌‍‌​‌‍‌‌‌ ​ ‌‍​ ​‍‌‌​ ‌‌‌​​‍‌‌ ‌‍‍ ‌‍‌‌‌ ‍‌​‍‌‌​ ​ ‌​‌​​‍‌‌​ ​ ‌​‌​​‍‌‌​ ​‍​ ​‍‌‍‌‌‌‍ ‍​‍‌‌​ ​‍​ ​‍​‍‌‌​ ‌‌‌​‌​​‍ ‍‌ ‌‍‌‍​‌‌‍ ​‌ ‌‌‌‍‌‌​‍‌‌​ ‌‌‌​​‍‌‌ ‌‍‍ ‌‍‌‌‌ ‍‌​‍‌‌​ ​ ‌​‌​​‍‌‌​ ​ ‌​‌​​‍‌‌​ ​‍​ ​‍‌‍‌‌​ ​​‌‍​ ​ ‌‌​ ​‌​ ‌‌‌‍‌‌​ ‍​‌‍‌​​ ‌ ‌‍​‌​ ​​​‍‌‌​ ​‍​ ​‍​‍‌‌​ ‌‌‌​‌​​‍ ‍‌‍​ ‌‍‍​‌‍‍‌‌‍ ​‌‍‌​‌ ​‍‌‍‌‌‌‍ ‍​‍‌‌​ ‌‌‌​​‍‌‌ ‌‍‍ ‌‍‌‌‌ ‍‌​‍‌‌​ ​ ‌​‌​​‍‌‌​ ​ ‌​‌​​‍‌‌​ ​‍​ ​‍​ ‍‌‌‍​‌‌‍‌​‌‍‌‌‌‍‌‍‌‍‌‍​ ‌‌‌‍​‌​ ​‌​ ‍‌‌‍​‍​ ​‍​‍‌‌​ ​‍​ ​‍​‍‌‌​ ‌‌‌​‌​​‍ ‍‌ ‌​‌‍‌‌‌ ‍​‌ ‌​​‍‌‍‌ ​​‌‍‌‌‌ ​‍‌ ​ ‌ ​​‌‍‌‌‌‍​ ‌ ‌​‌‍‍‌‌ ‌‍‌‍‌‌​ ‌‌ ​​‌ ‌‌‌‍​‍‌‍ ​‌‍‍‌‌ ​ ‌‍‍​‌‍‌‌‌‍‌​​‍​‍‌ ‌
3. Cooling: Essential for Performance​​​​‌ ‍ ​‍​‍‌‍ ‌ ​‍‌‍‍‌‌‍‌ ‌‍‍‌‌‍ ‍​‍​‍​ ‍‍​‍​‍‌ ​ ‌‍​‌‌‍ ‍‌‍‍‌‌ ‌​‌ ‍‌​‍ ‍‌‍‍‌‌‍ ​‍​‍​‍ ​​‍​‍‌‍‍​‌ ​‍‌‍‌‌‌‍‌‍​‍​‍​ ‍‍​‍​‍​‍ ‌‍​‌‌‍‌​‌‍ ‌‌‍‍‌‌‍ ‍​‍ ‌‍‍‌‌‍ ‍‌ ‌​‌‍‌‌‌‍ ‍‌ ‌​​‍ ‌‍‌‌‌‍‌​‌‍‍‌‌ ‌​​‍ ‌‍ ‌‌‍ ‌‍‌​‌‍‌‌​ ‌‌ ​​‌ ​‍‌‍‌‌‌ ​ ‌‍‌‌‌‍ ‍‌ ‌​‌‍​‌‌ ‌​‌‍‍‌‌‍ ‌‍ ‍​ ‍ ‌‍‍‌‌‍‌​​ ‌​ ‌​​ ​​​ ​‍​ ‍​‌‍​ ​ ‌‍​ ‌‍‌‍​‍​‍ ‌‌‍​‌​ ‌‌​ ‌ ‌‍‌‌​‍ ‌​ ‌​​ ‌‍​ ‌‍​ ​‌​‍ ‌​ ‍​‌‍​‍​ ‍‌​ ‍​​‍ ‌‌‍​‍​ ‍​​ ‍​‌‍‌‍​ ​ ​ ​​​ ​​​ ‍​​ ‌​​ ​​‌‍​ ​ ‍​​ ‍ ‌ ‌​‌ ‍‌‌ ​​‌‍‌‌​ ‌‌‍​‍‌ ‌‌‌‍‍‌‌‍ ​‌‍‌​​ ‍ ‌ ​​‌‍​‌‌ ‌​‌‍‍​​ ‌‌‍‍‌​ ​‌​ ‍​‌‍ ‍‌‌ ‌‍ ​‌‍ ‌‍ ‍‌‍‌ ‌‌ ‌‍‌​‌‍‌‌‌ ​ ‌‍​ ​‍‌‌​ ‌‌‌​​‍‌‌ ‌‍‍ ‌‍‌‌‌ ‍‌​‍‌‌​ ​ ‌​‌​​‍‌‌​ ​ ‌​‌​​‍‌‌​ ​‍​ ​‍‌‍‌‌‌‍ ‍​‍‌‌​ ​‍​ ​‍​‍‌‌​ ‌‌‌​‌​​‍ ‍‌ ‌‍‌‍​‌‌‍ ​‌ ‌‌‌‍‌‌​‍‌‌​ ‌‌‌​​‍‌‌ ‌‍‍ ‌‍‌‌‌ ‍‌​‍‌‌​ ​ ‌​‌​​‍‌‌​ ​ ‌​‌​​‍‌‌​ ​‍​ ​‍​ ​‍​ ‍‌‌‍‌​​ ​‌​ ​‍‌‍‌​​ ‌ ​ ​ ​ ‍‌​ ​ ​ ‌ ​ ​‌​‍‌‌​ ​‍​ ​‍​‍‌‌​ ‌‌‌​‌​​‍ ‍‌‍​ ‌‍‍​‌‍‍‌‌‍ ​‌‍‌​‌ ​‍‌‍‌‌‌‍ ‍​‍‌‌​ ‌‌‌​​‍‌‌ ‌‍‍ ‌‍‌‌‌ ‍‌​‍‌‌​ ​ ‌​‌​​‍‌‌​ ​ ‌​‌​​‍‌‌​ ​‍​ ​‍​ ‍​​ ​‍​ ‌‌‌‍​ ​ ‍​​ ‌‌​ ​‌​ ​​​ ​‍​ ​‌​ ‍​​ ‍‌​‍‌‌​ ​‍​ ​‍​‍‌‌​ ‌‌‌​‌​​‍ ‍‌ ‌​‌‍‌‌‌ ‍​‌ ‌​​ ‌‍​‍‌‍​‌‌ ​ ‌‍‌‌‌‌‌‌‌ ​‍‌‍ ​​ ‌​‍‌‌​ ​‍‌​‌‍‌‍​‌‌‍‌​‌‍ ‌‌‍‍‌‌‍ ‍​‍‌‍‌‍‍‌‌‍‌​​ ‌​ ‌​​ ​​​ ​‍​ ‍​‌‍​ ​ ‌‍​ ‌‍‌‍​‍​‍ ‌‌‍​‌​ ‌‌​ ‌ ‌‍‌‌​‍ ‌​ ‌​​ ‌‍​ ‌‍​ ​‌​‍ ‌​ ‍​‌‍​‍​ ‍‌​ ‍​​‍ ‌‌‍​‍​ ‍​​ ‍​‌‍‌‍​ ​ ​ ​​​ ​​​ ‍​​ ‌​​ ​​‌‍​ ​ ‍​​‍‌‍‌ ‌​‌ ‍‌‌ ​​‌‍‌‌​ ‌‌‍​‍‌ ‌‌‌‍‍‌‌‍ ​‌‍‌​​‍‌‍‌ ​​‌‍​‌‌ ‌​‌‍‍​​ ‌‌‍‍‌​ ​‌​ ‍​‌‍ ‍‌‌ ‌‍ ​‌‍ ‌‍ ‍‌‍‌ ‌‌ ‌‍‌​‌‍‌‌‌ ​ ‌‍​ ​‍‌‌​ ‌‌‌​​‍‌‌ ‌‍‍ ‌‍‌‌‌ ‍‌​‍‌‌​ ​ ‌​‌​​‍‌‌​ ​ ‌​‌​​‍‌‌​ ​‍​ ​‍‌‍‌‌‌‍ ‍​‍‌‌​ ​‍​ ​‍​‍‌‌​ ‌‌‌​‌​​‍ ‍‌ ‌‍‌‍​‌‌‍ ​‌ ‌‌‌‍‌‌​‍‌‌​ ‌‌‌​​‍‌‌ ‌‍‍ ‌‍‌‌‌ ‍‌​‍‌‌​ ​ ‌​‌​​‍‌‌​ ​ ‌​‌​​‍‌‌​ ​‍​ ​‍​ ​‍​ ‍‌‌‍‌​​ ​‌​ ​‍‌‍‌​​ ‌ ​ ​ ​ ‍‌​ ​ ​ ‌ ​ ​‌​‍‌‌​ ​‍​ ​‍​‍‌‌​ ‌‌‌​‌​​‍ ‍‌‍​ ‌‍‍​‌‍‍‌‌‍ ​‌‍‌​‌ ​‍‌‍‌‌‌‍ ‍​‍‌‌​ ‌‌‌​​‍‌‌ ‌‍‍ ‌‍‌‌‌ ‍‌​‍‌‌​ ​ ‌​‌​​‍‌‌​ ​ ‌​‌​​‍‌‌​ ​‍​ ​‍​ ‍​​ ​‍​ ‌‌‌‍​ ​ ‍​​ ‌‌​ ​‌​ ​​​ ​‍​ ​‌​ ‍​​ ‍‌​‍‌‌​ ​‍​ ​‍​‍‌‌​ ‌‌‌​‌​​‍ ‍‌ ‌​‌‍‌‌‌ ‍​‌ ‌​​‍‌‍‌ ​​‌‍‌‌‌ ​‍‌ ​ ‌ ​​‌‍‌‌‌‍​ ‌ ‌​‌‍‍‌‌ ‌‍‌‍‌‌​ ‌‌ ​​‌ ‌‌‌‍​‍‌‍ ​‌‍‍‌‌ ​ ‌‍‍​‌‍‌‌‌‍‌​​‍​‍‌ ‌
With top-tier components, you need a reliable cooling
system to keep everything running smoothly. The 360mm
AIO water cooler is an excellent choice for the CPU,
providing consistent temperatures and reducing noise. For
the GPU, both brands offer efficient cooling solutions that
maintain optimal performance without compromising on
silence.​​​​‌ ‍ ​‍​‍‌‍ ‌ ​‍‌‍‍‌‌‍‌ ‌‍‍‌‌‍ ‍​‍​‍​ ‍‍​‍​‍‌ ​ ‌‍​‌‌‍ ‍‌‍‍‌‌ ‌​‌ ‍‌​‍ ‍‌‍‍‌‌‍ ​‍​‍​‍ ​​‍​‍‌‍‍​‌ ​‍‌‍‌‌‌‍‌‍​‍​‍​ ‍‍​‍​‍​‍ ‌‍​‌‌‍‌​‌‍ ‌‌‍‍‌‌‍ ‍​‍ ‌‍‍‌‌‍ ‍‌ ‌​‌‍‌‌‌‍ ‍‌ ‌​​‍ ‌‍‌‌‌‍‌​‌‍‍‌‌ ‌​​‍ ‌‍ ‌‌‍ ‌‍‌​‌‍‌‌​ ‌‌ ​​‌ ​‍‌‍‌‌‌ ​ ‌‍‌‌‌‍ ‍‌ ‌​‌‍​‌‌ ‌​‌‍‍‌‌‍ ‌‍ ‍​ ‍ ‌‍‍‌‌‍‌​​ ‌​ ‌​​ ​​​ ​‍​ ‍​‌‍​ ​ ‌‍​ ‌‍‌‍​‍​‍ ‌‌‍​‌​ ‌‌​ ‌ ‌‍‌‌​‍ ‌​ ‌​​ ‌‍​ ‌‍​ ​‌​‍ ‌​ ‍​‌‍​‍​ ‍‌​ ‍​​‍ ‌‌‍​‍​ ‍​​ ‍​‌‍‌‍​ ​ ​ ​​​ ​​​ ‍​​ ‌​​ ​​‌‍​ ​ ‍​​ ‍ ‌ ‌​‌ ‍‌‌ ​​‌‍‌‌​ ‌‌‍​‍‌ ‌‌‌‍‍‌‌‍ ​‌‍‌​​ ‍ ‌ ​​‌‍​‌‌ ‌​‌‍‍​​ ‌‌‍‍‌​ ​‌​ ‍​‌‍ ‍‌‌ ‌‍ ​‌‍ ‌‍ ‍‌‍‌ ‌‌ ‌‍‌​‌‍‌‌‌ ​ ‌‍​ ​‍‌‌​ ‌‌‌​​‍‌‌ ‌‍‍ ‌‍‌‌‌ ‍‌​‍‌‌​ ​ ‌​‌​​‍‌‌​ ​ ‌​‌​​‍‌‌​ ​‍​ ​‍‌‍‌‌‌‍ ‍​‍‌‌​ ​‍​ ​‍​‍‌‌​ ‌‌‌​‌​​‍ ‍‌ ‌‍‌‍​‌‌‍ ​‌ ‌‌‌‍‌‌​‍‌‌​ ‌‌‌​​‍‌‌ ‌‍‍ ‌‍‌‌‌ ‍‌​‍‌‌​ ​ ‌​‌​​‍‌‌​ ​ ‌​‌​​‍‌‌​ ​‍​ ​‍​ ‌‌​ ‌ ​ ​‍​ ‌‍‌‍​‍‌‍‌‌​ ​​‌‍‌‌‌‍‌​​ ​ ​ ‍‌‌‍‌‌​‍‌‌​ ​‍​ ​‍​‍‌‌​ ‌‌‌​‌​​‍ ‍‌‍​ ‌‍‍​‌‍‍‌‌‍ ​‌‍‌​‌ ​‍‌‍‌‌‌‍ ‍​‍‌‌​ ‌‌‌​​‍‌‌ ‌‍‍ ‌‍‌‌‌ ‍‌​‍‌‌​ ​ ‌​‌​​‍‌‌​ ​ ‌​‌​​‍‌‌​ ​‍​ ​‍‌‍​‌​ ‌​‌‍‌‍‌‍‌‌​ ‌‍​ ‌‌‌‍‌‌​ ‍‌​ ​‌​ ​‍‌‍‌​​ ‌​​‍‌‌​ ​‍​ ​‍​‍‌‌​ ‌‌‌​‌​​‍ ‍‌ ‌​‌‍‌‌‌ ‍​‌ ‌​​ ‌‍​‍‌‍​‌‌ ​ ‌‍‌‌‌‌‌‌‌ ​‍‌‍ ​​ ‌​‍‌‌​ ​‍‌​‌‍‌‍​‌‌‍‌​‌‍ ‌‌‍‍‌‌‍ ‍​‍‌‍‌‍‍‌‌‍‌​​ ‌​ ‌​​ ​​​ ​‍​ ‍​‌‍​ ​ ‌‍​ ‌‍‌‍​‍​‍ ‌‌‍​‌​ ‌‌​ ‌ ‌‍‌‌​‍ ‌​ ‌​​ ‌‍​ ‌‍​ ​‌​‍ ‌​ ‍​‌‍​‍​ ‍‌​ ‍​​‍ ‌‌‍​‍​ ‍​​ ‍​‌‍‌‍​ ​ ​ ​​​ ​​​ ‍​​ ‌​​ ​​‌‍​ ​ ‍​​‍‌‍‌ ‌​‌ ‍‌‌ ​​‌‍‌‌​ ‌‌‍​‍‌ ‌‌‌‍‍‌‌‍ ​‌‍‌​​‍‌‍‌ ​​‌‍​‌‌ ‌​‌‍‍​​ ‌‌‍‍‌​ ​‌​ ‍​‌‍ ‍‌‌ ‌‍ ​‌‍ ‌‍ ‍‌‍‌ ‌‌ ‌‍‌​‌‍‌‌‌ ​ ‌‍​ ​‍‌‌​ ‌‌‌​​‍‌‌ ‌‍‍ ‌‍‌‌‌ ‍‌​‍‌‌​ ​ ‌​‌​​‍‌‌​ ​ ‌​‌​​‍‌‌​ ​‍​ ​‍‌‍‌‌‌‍ ‍​‍‌‌​ ​‍​ ​‍​‍‌‌​ ‌‌‌​‌​​‍ ‍‌ ‌‍‌‍​‌‌‍ ​‌ ‌‌‌‍‌‌​‍‌‌​ ‌‌‌​​‍‌‌ ‌‍‍ ‌‍‌‌‌ ‍‌​‍‌‌​ ​ ‌​‌​​‍‌‌​ ​ ‌​‌​​‍‌‌​ ​‍​ ​‍​ ‌‌​ ‌ ​ ​‍​ ‌‍‌‍​‍‌‍‌‌​ ​​‌‍‌‌‌‍‌​​ ​ ​ ‍‌‌‍‌‌​‍‌‌​ ​‍​ ​‍​‍‌‌​ ‌‌‌​‌​​‍ ‍‌‍​ ‌‍‍​‌‍‍‌‌‍ ​‌‍‌​‌ ​‍‌‍‌‌‌‍ ‍​‍‌‌​ ‌‌‌​​‍‌‌ ‌‍‍ ‌‍‌‌‌ ‍‌​‍‌‌​ ​ ‌​‌​​‍‌‌​ ​ ‌​‌​​‍‌‌​ ​‍​ ​‍‌‍​‌​ ‌​‌‍‌‍‌‍‌‌​ ‌‍​ ‌‌‌‍‌‌​ ‍‌​ ​‌​ ​‍‌‍‌​​ ‌​​‍‌‌​ ​‍​ ​‍​‍‌‌​ ‌‌‌​‌​​‍ ‍‌ ‌​‌‍‌‌‌ ‍​‌ ‌​​‍‌‍‌ ​​‌‍‌‌‌ ​‍‌ ​ ‌ ​​‌‍‌‌‌‍​ ‌ ‌​‌‍‍‌‌ ‌‍‌‍‌‌​ ‌‌ ​​‌ ‌‌‌‍​‍‌‍ ​‌‍‍‌‌ ​ ‌‍‍​‌‍‌‌‌‍‌​​‍​‍‌ ‌
4. Motherboard: Stability and Connectivity
The X870 Micro ATX motherboard is a solid pick for this
build. It supports PCIe 4.0 for fast SSDs and Wi-Fi
connectivity for reliable internet play. Its compact form
factor ensures your PC stays sleek, while still providing all
the necessary ports and connections.​​​​‌ ‍ ​‍​‍‌‍ ‌ ​‍‌‍‍‌‌‍‌ ‌‍‍‌‌‍ ‍​‍​‍​ ‍‍​‍​‍‌ ​ ‌‍​‌‌‍ ‍‌‍‍‌‌ ‌​‌ ‍‌​‍ ‍‌‍‍‌‌‍ ​‍​‍​‍ ​​‍​‍‌‍‍​‌ ​‍‌‍‌‌‌‍‌‍​‍​‍​ ‍‍​‍​‍​‍ ‌‍​‌‌‍‌​‌‍ ‌‌‍‍‌‌‍ ‍​‍ ‌‍‍‌‌‍ ‍‌ ‌​‌‍‌‌‌‍ ‍‌ ‌​​‍ ‌‍‌‌‌‍‌​‌‍‍‌‌ ‌​​‍ ‌‍ ‌‌‍ ‌‍‌​‌‍‌‌​ ‌‌ ​​‌ ​‍‌‍‌‌‌ ​ ‌‍‌‌‌‍ ‍‌ ‌​‌‍​‌‌ ‌​‌‍‍‌‌‍ ‌‍ ‍​ ‍ ‌‍‍‌‌‍‌​​ ‌​ ‌​​ ​​​ ​‍​ ‍​‌‍​ ​ ‌‍​ ‌‍‌‍​‍​‍ ‌‌‍​‌​ ‌‌​ ‌ ‌‍‌‌​‍ ‌​ ‌​​ ‌‍​ ‌‍​ ​‌​‍ ‌​ ‍​‌‍​‍​ ‍‌​ ‍​​‍ ‌‌‍​‍​ ‍​​ ‍​‌‍‌‍​ ​ ​ ​​​ ​​​ ‍​​ ‌​​ ​​‌‍​ ​ ‍​​ ‍ ‌ ‌​‌ ‍‌‌ ​​‌‍‌‌​ ‌‌‍​‍‌ ‌‌‌‍‍‌‌‍ ​‌‍‌​​ ‍ ‌ ​​‌‍​‌‌ ‌​‌‍‍​​ ‌‌‍‍‌​ ​‌​ ‍​‌‍ ‍‌‌ ‌‍ ​‌‍ ‌‍ ‍‌‍‌ ‌‌ ‌‍‌​‌‍‌‌‌ ​ ‌‍​ ​‍‌‌​ ‌‌‌​​‍‌‌ ‌‍‍ ‌‍‌‌‌ ‍‌​‍‌‌​ ​ ‌​‌​​‍‌‌​ ​ ‌​‌​​‍‌‌​ ​‍​ ​‍‌‍‌‌‌‍ ‍​‍‌‌​ ​‍​ ​‍​‍‌‌​ ‌‌‌​‌​​‍ ‍‌ ‌‍‌‍​‌‌‍ ​‌ ‌‌‌‍‌‌​‍‌‌​ ‌‌‌​​‍‌‌ ‌‍‍ ‌‍‌‌‌ ‍‌​‍‌‌​ ​ ‌​‌​​‍‌‌​ ​ ‌​‌​​‍‌‌​ ​‍​ ​‍‌‍‌‍​ ​‍‌‍​‌‌‍‌‍​ ‌ ​ ​‌‌‍‌​​ ​ ​ ‌‌‌‍​‌​ ‍‌​ ‍‌​‍‌‌​ ​‍​ ​‍​‍‌‌​ ‌‌‌​‌​​‍ ‍‌‍​ ‌‍‍​‌‍‍‌‌‍ ​‌‍‌​‌ ​‍‌‍‌‌‌‍ ‍​‍‌‌​ ‌‌‌​​‍‌‌ ‌‍‍ ‌‍‌‌‌ ‍‌​‍‌‌​ ​ ‌​‌​​‍‌‌​ ​ ‌​‌​​‍‌‌​ ​‍​ ​‍​ ​ ‌‍‌‍​ ​‍​ ‌‍​ ​​​ ‌​‌‍‌​‌‍‌​​ ‌​‌‍‌‍​ ‌‌​ ​​​‍‌‌​ ​‍​ ​‍​‍‌‌​ ‌‌‌​‌​​‍ ‍‌ ‌​‌‍‌‌‌ ‍​‌ ‌​​ ‌‍​‍‌‍​‌‌ ​ ‌‍‌‌‌‌‌‌‌ ​‍‌‍ ​​ ‌​‍‌‌​ ​‍‌​‌‍‌‍​‌‌‍‌​‌‍ ‌‌‍‍‌‌‍ ‍​‍‌‍‌‍‍‌‌‍‌​​ ‌​ ‌​​ ​​​ ​‍​ ‍​‌‍​ ​ ‌‍​ ‌‍‌‍​‍​‍ ‌‌‍​‌​ ‌‌​ ‌ ‌‍‌‌​‍ ‌​ ‌​​ ‌‍​ ‌‍​ ​‌​‍ ‌​ ‍​‌‍​‍​ ‍‌​ ‍​​‍ ‌‌‍​‍​ ‍​​ ‍​‌‍‌‍​ ​ ​ ​​​ ​​​ ‍​​ ‌​​ ​​‌‍​ ​ ‍​​‍‌‍‌ ‌​‌ ‍‌‌ ​​‌‍‌‌​ ‌‌‍​‍‌ ‌‌‌‍‍‌‌‍ ​‌‍‌​​‍‌‍‌ ​​‌‍​‌‌ ‌​‌‍‍​​ ‌‌‍‍‌​ ​‌​ ‍​‌‍ ‍‌‌ ‌‍ ​‌‍ ‌‍ ‍‌‍‌ ‌‌ ‌‍‌​‌‍‌‌‌ ​ ‌‍​ ​‍‌‌​ ‌‌‌​​‍‌‌ ‌‍‍ ‌‍‌‌‌ ‍‌​‍‌‌​ ​ ‌​‌​​‍‌‌​ ​ ‌​‌​​‍‌‌​ ​‍​ ​‍‌‍‌‌‌‍ ‍​‍‌‌​ ​‍​ ​‍​‍‌‌​ ‌‌‌​‌​​‍ ‍‌ ‌‍‌‍​‌‌‍ ​‌ ‌‌‌‍‌‌​‍‌‌​ ‌‌‌​​‍‌‌ ‌‍‍ ‌‍‌‌‌ ‍‌​‍‌‌​ ​ ‌​‌​​‍‌‌​ ​ ‌​‌​​‍‌‌​ ​‍​ ​‍‌‍‌‍​ ​‍‌‍​‌‌‍‌‍​ ‌ ​ ​‌‌‍‌​​ ​ ​ ‌‌‌‍​‌​ ‍‌​ ‍‌​‍‌‌​ ​‍​ ​‍​‍‌‌​ ‌‌‌​‌​​‍ ‍‌‍​ ‌‍‍​‌‍‍‌‌‍ ​‌‍‌​‌ ​‍‌‍‌‌‌‍ ‍​‍‌‌​ ‌‌‌​​‍‌‌ ‌‍‍ ‌‍‌‌‌ ‍‌​‍‌‌​ ​ ‌​‌​​‍‌‌​ ​ ‌​‌​​‍‌‌​ ​‍​ ​‍​ ​ ‌‍‌‍​ ​‍​ ‌‍​ ​​​ ‌​‌‍‌​‌‍‌​​ ‌​‌‍‌‍​ ‌‌​ ​​​‍‌‌​ ​‍​ ​‍​‍‌‌​ ‌‌‌​‌​​‍ ‍‌ ‌​‌‍‌‌‌ ‍​‌ ‌​​‍‌‍‌ ​​‌‍‌‌‌ ​‍‌ ​ ‌ ​​‌‍‌‌‌‍​ ‌ ‌​‌‍‍‌‌ ‌‍‌‍‌‌​ ‌‌ ​​‌ ‌‌‌‍​‍‌‍ ​‌‍‍‌‌ ​ ‌‍‍​‌‍‌‌‌‍‌​​‍​‍‌ ‌
5. Storage: Speed and Capacity
An M.2 NVMe SSD is a must-have for this build, offering
lightning-fast load times and ample storage space. With